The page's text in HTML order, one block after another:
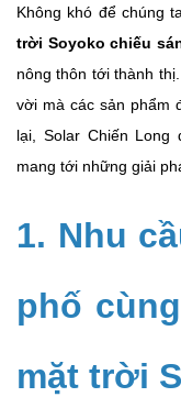
Không khó để chúng
trời Soyoko chiếu
nông thôn tới thành
vời mà các sản phẩm
lại, Solar Chiến Long
mang tới những giải
1. Nhu
phố
mặt trời